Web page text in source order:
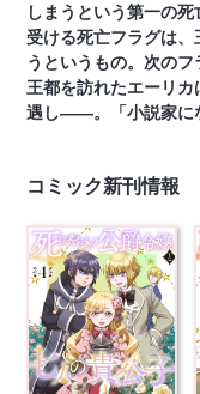
しまうという第一の
受ける死亡フラグは、
うというもの。次の
王都を訪れたエーリ
遇し――。「小説家に
コミック新刊情報